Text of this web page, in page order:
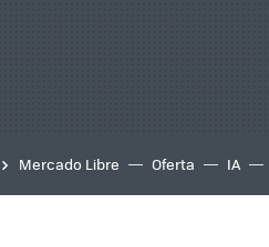
Mercado Libre Oferta IA